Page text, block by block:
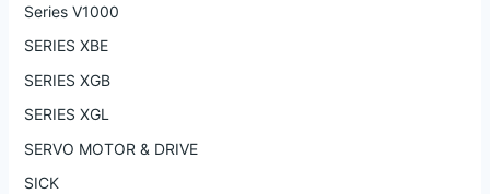
Series V1000
SERIES XBE
SERIES XGB
SERIES XGL
SERVO MOTOR & DRIVE
SICK